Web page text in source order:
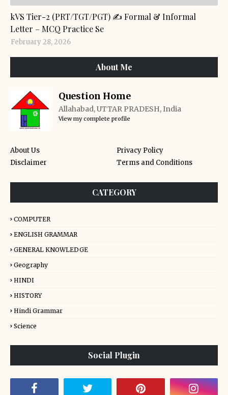
kVS Tier-2 (PRT/TGT/PGT) ✍️ Formal & Informal
Letter – MCQ Practice Se
February 28, 2026
About Me
Question Home
Allahabad, UTTAR PRADESH, India
View my complete profile
About Us
Privacy Policy
Disclaimer
Terms and Conditions
CATEGORY
COMPUTER
ENGLISH GRAMMAR
GENERAL KNOWLEDGE
Geography
HINDI
HISTORY
Hindi Grammar
Science
Social Plugin